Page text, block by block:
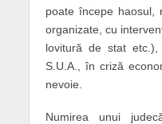
poate începe haosul,
organizate, cu
lovitură de stat
S.U.A., în criză
nevoie.
Numirea unui